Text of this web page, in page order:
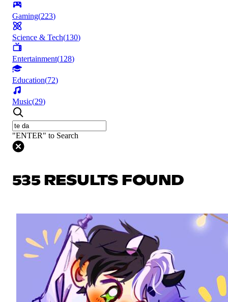
Gaming(223)
Science & Tech(130)
Entertainment(128)
Education(72)
Music(29)
"ENTER" to Search
535 RESULTS FOUND